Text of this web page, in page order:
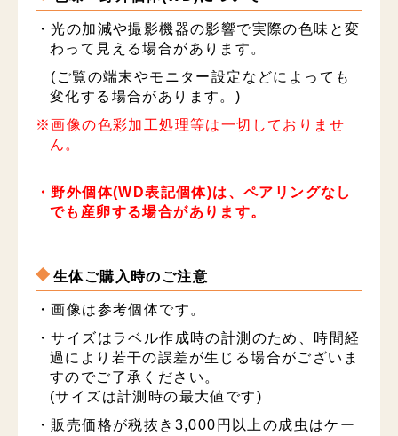
・光の加減や撮影機器の影響で実際の色味と変
わって見える場合があります。
(ご覧の端末やモニター設定などによっても
変化する場合があります。)
※画像の色彩加工処理等は一切しておりませ
ん。
・野外個体(WD表記個体)は、ペアリングなし
でも産卵する場合があります。
生体ご購入時のご注意
・画像は参考個体です。
・サイズはラベル作成時の計測のため、時間経
過により若干の誤差が生じる場合がございま
すのでご了承ください。
(サイズは計測時の最大値です)
・販売価格が税抜き3,000円以上の成虫はケー